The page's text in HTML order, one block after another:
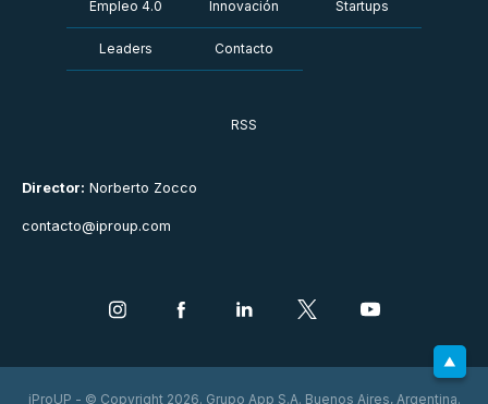
Director: Norberto Zocco
contacto@iproup.com
Empleo 4.0 Innovación Startups
Leaders Contacto
RSS
iProUP - © Copyright 2026. Grupo App S.A. Buenos Aires, Argentina.